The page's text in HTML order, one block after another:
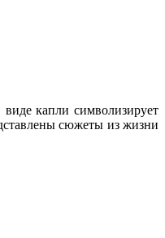
капли символизирует
сюжеты из жизни